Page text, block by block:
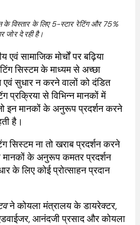
के विस्तार के लिए 5-स्टार रेटिंग और 75%
जोर दे रही है।
एवं सामाजिक मोर्चों पर बढ़िया
सिस्टम के माध्यम से अच्छा
एवं सुधार न करने वालों को दंडित
प्रक्रिया से विभिन्न मानकों में
इन मानकों के अनुरूप प्रदर्शन करने
है।
सिस्टम ना तो खराब प्रदर्शन करने
मानकों के अनुरूप कमतर प्रदर्शन
के लिए कोई प्रोत्साहन प्रदान
ने कोयला मंत्रालय के डायरेक्टर,
आनंदजी प्रसाद और कोयला